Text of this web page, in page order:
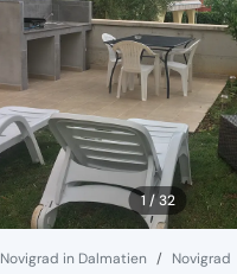
1 / 32
Novigrad in Dalmatien Novigrad